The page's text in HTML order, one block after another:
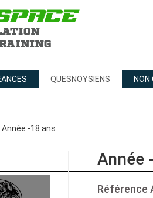
QUESNOYSIENS NON
Année -18 ans
Année
Référence